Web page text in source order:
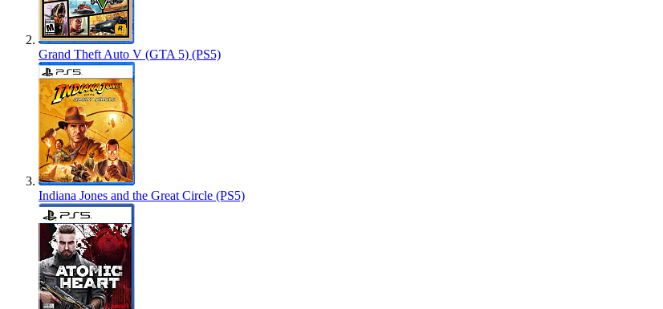
Grand Theft Auto V (GTA 5) (PS5)
Indiana Jones and the Great Circle (PS5)